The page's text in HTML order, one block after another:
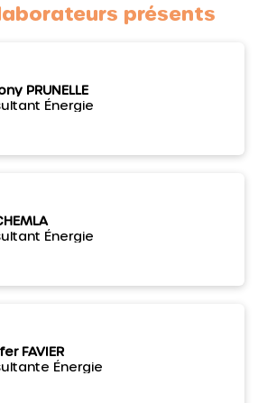
présents
PRUNELLE
Énergie
Énergie
FAVIER
Énergie